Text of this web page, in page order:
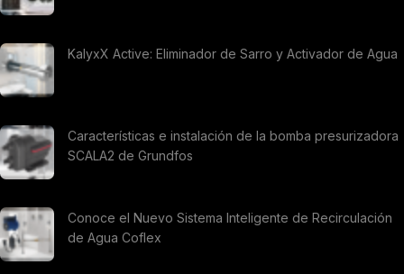
KalyxX Active: Eliminador de Sarro y Activador de Agua
Características e instalación de la bomba presurizadora
SCALA2 de Grundfos
Conoce el Nuevo Sistema Inteligente de Recirculación
de Agua Coflex